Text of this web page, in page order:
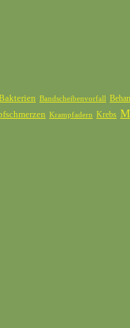
Bandscheibenvorfall
Krampfadern Krebs